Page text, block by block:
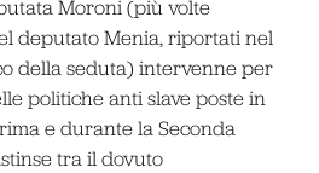
Moroni (più volte
deputato Menia, riportati nel
della seduta) intervenne per
politiche anti slave poste in
e durante la Seconda
tra il dovuto